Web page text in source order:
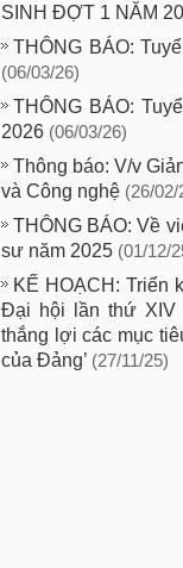
SINH ĐỢT 1 NĂM
THÔNG BÁO:
(06/03/26)
THÔNG BÁO:
2026 (06/03/26)
Thông báo: V/v
và Công nghệ (26/02/
THÔNG BÁO: Về
sư năm 2025 (01/12/
KẾ HOẠCH: Triển
Đại hội lần thứ XIV
thắng lợi các mục
của Đảng’ (27/11/25)